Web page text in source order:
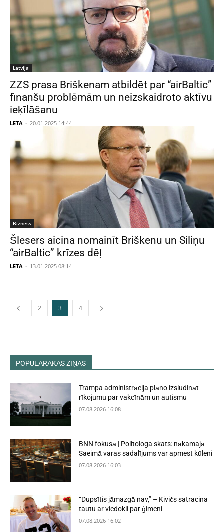
Latvija
ZZS prasa Briškenam atbildēt par “airBaltic”
finanšu problēmām un neizskaidroto aktīvu
ieķīlāšanu
LETA - 20.01.2025 14:44
Bizness
Šlesers aicina nomainīt Briškenu un Siliņu
“airBaltic” krīzes dēļ
LETA - 13.01.2025 08:14
2 3 4
POPULĀRĀKĀS ZIŅAS
Trampa administrācija plāno izsludināt
rīkojumu par vakcīnām un autismu
07.08.2026 16:08
BNN fokusā | Politologa skats: nākamajā
Saeimā varas sadalījums var apmest kūleni
07.08.2026 16:03
“Dupsītis jāmazgā nav,” – Kivičs satracina
tautu ar viedokli par ģimeni
07.08.2026 16:02